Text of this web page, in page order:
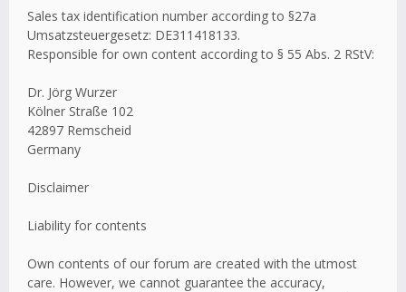
Sales tax identification number according to §27a
Umsatzsteuergesetz: DE311418133.
Responsible for own content according to § 55 Abs. 2 RStV:
Dr. Jörg Wurzer
Kölner Straße 102
42897 Remscheid
Germany
Disclaimer
Liability for contents
Own contents of our forum are created with the utmost
care. However, we cannot guarantee the accuracy,